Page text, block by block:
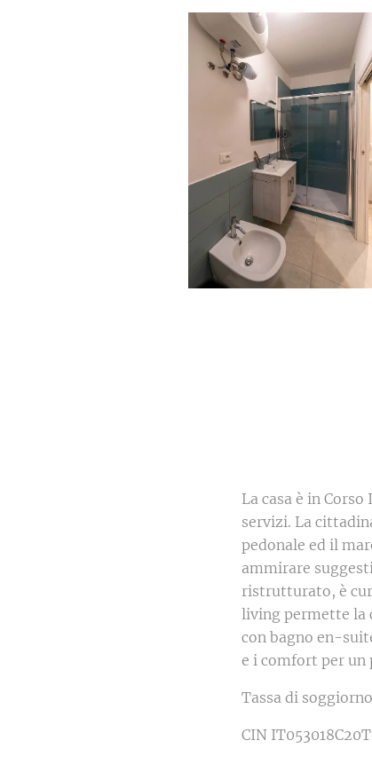
La casa è in
servizi. La
pedonale ed il
ammirare
ristrutturato, è
living permette la
con bagno en-
e i comfort per un
Tassa di
CIN